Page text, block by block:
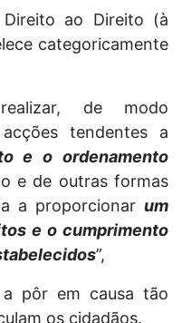
ao Direito (à
categoricamente
de modo
tendentes a
e o ordenamento
e de outras formas
a proporcionar um
e o cumprimento
”,
pôr em causa tão
os cidadãos.